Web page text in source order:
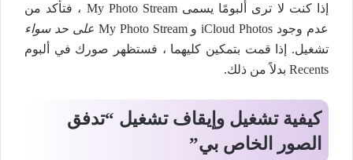
إذا كنت لا ترى ألبومًا يسمى My Photo Stream ، فتأكد من
عدم وجود iCloud Photos و My Photo Stream
على حد سواء
تشغيل. إذا قمت بتمكين كليهما ، فستظهر صورك في ألبوم
Recents بدلاً من ذلك.
كيفية تشغيل وإيقاف تشغيل “تدفق
الصور الخاص بي”